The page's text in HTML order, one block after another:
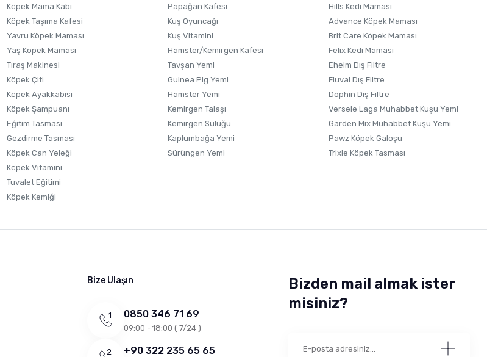
Gönder
Köpek Mama Kabı
Köpek Taşıma Kafesi
Yavru Köpek Maması
Yaş Köpek Maması
Tıraş Makinesi
Köpek Çiti
Köpek Ayakkabısı
Köpek Şampuanı
Eğitim Tasması
Gezdirme Tasması
Köpek Can Yeleği
Köpek Vitamini
Tuvalet Eğitimi
Köpek Kemiği
Papağan Kafesi
Kuş Oyuncağı
Kuş Vitamini
Hamster/Kemirgen Kafesi
Tavşan Yemi
Guinea Pig Yemi
Hamster Yemi
Kemirgen Talaşı
Kemirgen Suluğu
Kaplumbağa Yemi
Sürüngen Yemi
Hills Kedi Maması
Advance Köpek Maması
Brit Care Köpek Maması
Felix Kedi Maması
Eheim Dış Filtre
Fluval Dış Filtre
Dophin Dış Filtre
Versele Laga Muhabbet Kuşu Yemi
Garden Mix Muhabbet Kuşu Yemi
Pawz Köpek Galoşu
Trixie Köpek Tasması
Bize Ulaşın
0850 346 71 69
09:00 - 18:00 ( 7/24 )
+90 322 235 65 65
Bizden mail almak ister
misiniz?